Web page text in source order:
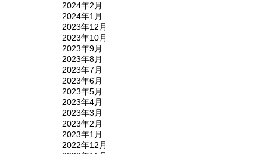
2024年2月
2024年1月
2023年12月
2023年10月
2023年9月
2023年8月
2023年7月
2023年6月
2023年5月
2023年4月
2023年3月
2023年2月
2023年1月
2022年12月